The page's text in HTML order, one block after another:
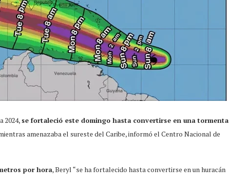
2024, se fortaleció este domingo hasta convertirse en una tormenta
amenazaba el sureste del Caribe, informó el Centro Nacional de
por hora, Beryl “se ha fortalecido hasta convertirse en un huracán